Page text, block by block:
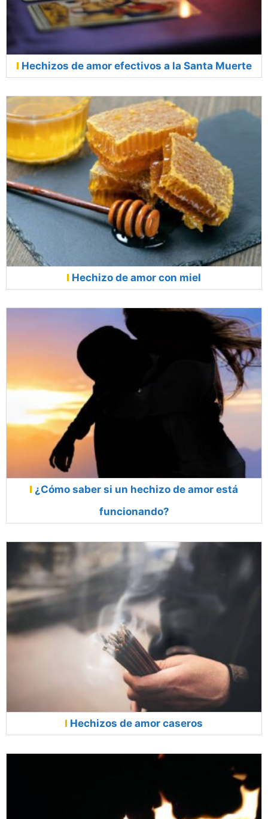
Hechizos de amor efectivos a la Santa Muerte
Hechizo de amor con miel
¿Cómo saber si un hechizo de amor está
funcionando?
Hechizos de amor caseros